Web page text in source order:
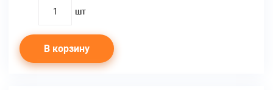
quantity
шт
В корзину